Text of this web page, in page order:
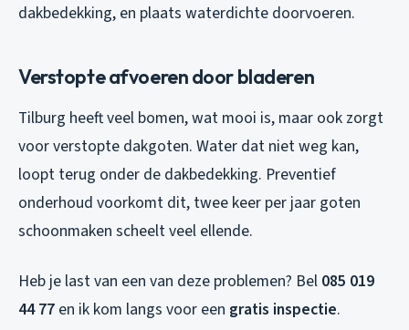
dakbedekking, en plaats waterdichte doorvoeren.
Verstopte afvoeren door bladeren
Tilburg heeft veel bomen, wat mooi is, maar ook zorgt
voor verstopte dakgoten. Water dat niet weg kan,
loopt terug onder de dakbedekking. Preventief
onderhoud voorkomt dit, twee keer per jaar goten
schoonmaken scheelt veel ellende.
Heb je last van een van deze problemen? Bel 085 019
44 77 en ik kom langs voor een gratis inspectie.